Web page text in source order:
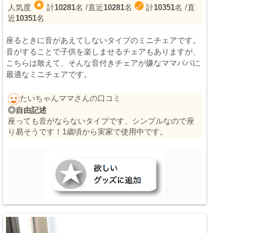
人気度
計10281名 /直近10281名 計10351名 /直
近10351名
座るときに音があえてしないタイプのミニチェアです。
音がすることで子供を楽しませるチェアもありますが、
こちらは敢えて、そんな音付きチェアが嫌なママパパに
最適なミニチェアです。
たいちゃんママさんの口コミ
◎自由記述
座っても音がならないタイプです、シンプルなので座
り易そうです！1歳頃から実家で使用中です。